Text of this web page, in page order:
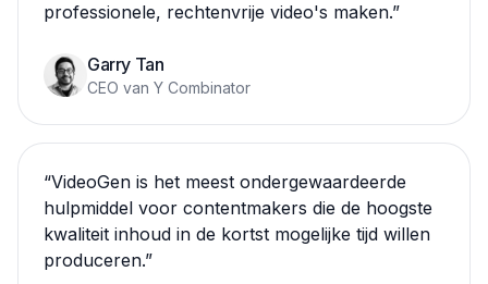
professionele, rechtenvrije video's maken.”
Garry Tan
CEO van Y Combinator
“VideoGen is het meest ondergewaardeerde
hulpmiddel voor contentmakers die de hoogste
kwaliteit inhoud in de kortst mogelijke tijd willen
produceren.”